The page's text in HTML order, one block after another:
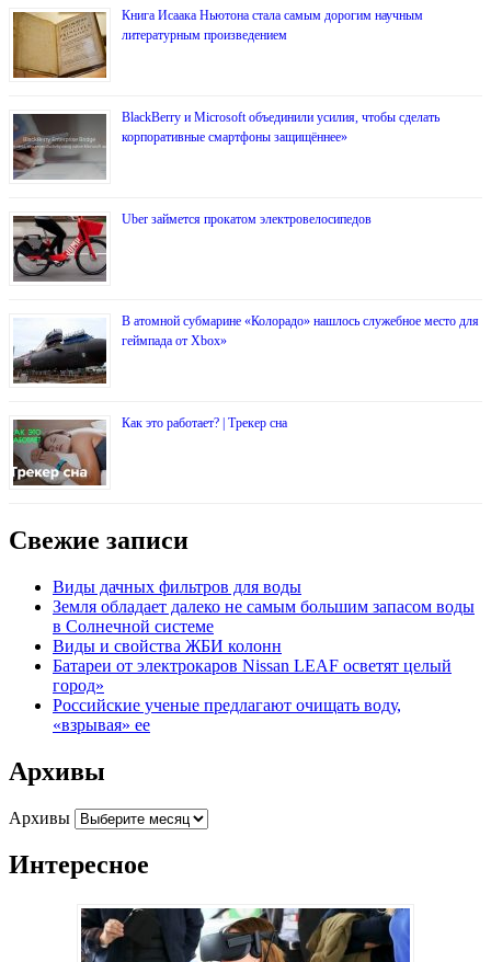
Книга Исаака Ньютона стала самым дорогим научным
литературным произведением
BlackBerry и Microsoft объединили усилия, чтобы сделать
корпоративные смартфоны защищённее»
Uber займется прокатом электровелосипедов
В атомной субмарине «Колорадо» нашлось служебное место для
геймпада от Xbox»
Как это работает? | Трекер сна
Свежие записи
Виды дачных фильтров для воды
Земля обладает далеко не самым большим запасом воды
в Солнечной системе
Виды и свойства ЖБИ колонн
Батареи от электрокаров Nissan LEAF осветят целый
город»
Российские ученые предлагают очищать воду,
«взрывая» ее
Архивы
Архивы
Интересное